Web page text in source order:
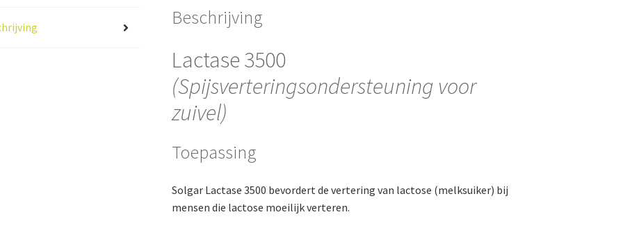
Beschrijving
Lactase 3500
(Spijsverteringsondersteuning voor
zuivel)
Toepassing
Solgar Lactase 3500 bevordert de vertering van lactose (melksuiker) bij
mensen die lactose moeilijk verteren.